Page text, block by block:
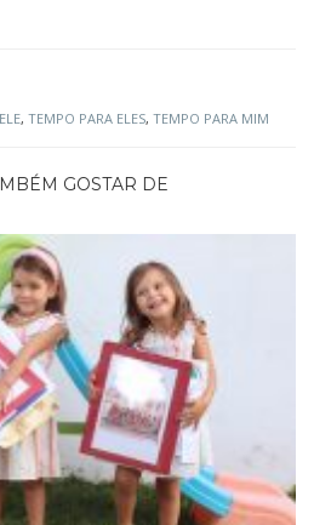
, TEMPO PARA ELES, TEMPO PARA MIM
GOSTAR DE